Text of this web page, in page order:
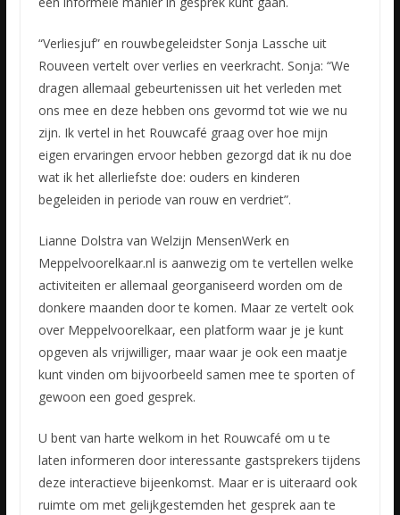
“Verliesjuf” en rouwbegeleidster Sonja Lassche uit
Rouveen vertelt over verlies en veerkracht. Sonja: “We
dragen allemaal gebeurtenissen uit het verleden met
ons mee en deze hebben ons gevormd tot wie we nu
zijn. Ik vertel in het Rouwcafé graag over hoe mijn
eigen ervaringen ervoor hebben gezorgd dat ik nu doe
wat ik het allerliefste doe: ouders en kinderen
begeleiden in periode van rouw en verdriet”.
Lianne Dolstra van Welzijn MensenWerk en
Meppelvoorelkaar.nl is aanwezig om te vertellen welke
activiteiten er allemaal georganiseerd worden om de
donkere maanden door te komen. Maar ze vertelt ook
over Meppelvoorelkaar, een platform waar je je kunt
opgeven als vrijwilliger, maar waar je ook een maatje
kunt vinden om bijvoorbeeld samen mee te sporten of
gewoon een goed gesprek.
U bent van harte welkom in het Rouwcafé om u te
laten informeren door interessante gastsprekers tijdens
deze interactieve bijeenkomst. Maar er is uiteraard ook
ruimte om met gelijkgestemden het gesprek aan te